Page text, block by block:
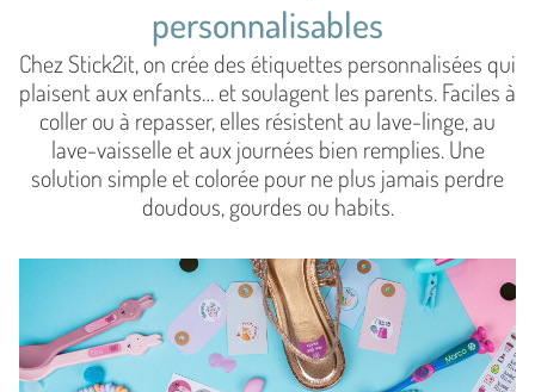
personnalisables
Chez Stick2it, on crée des étiquettes personnalisées qui
plaisent aux enfants… et soulagent les parents. Faciles à
coller ou à repasser, elles résistent au lave-linge, au
lave-vaisselle et aux journées bien remplies. Une
solution simple et colorée pour ne plus jamais perdre
doudous, gourdes ou habits.